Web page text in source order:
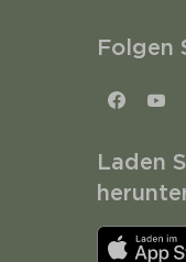
Folgen
Laden